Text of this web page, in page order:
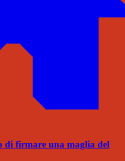
di firmare una maglia del